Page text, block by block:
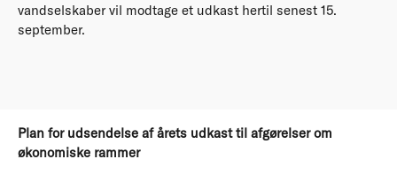
vandselskaber vil modtage et udkast hertil senest 15.
september.
Plan for udsendelse af årets udkast til afgørelser om
økonomiske rammer